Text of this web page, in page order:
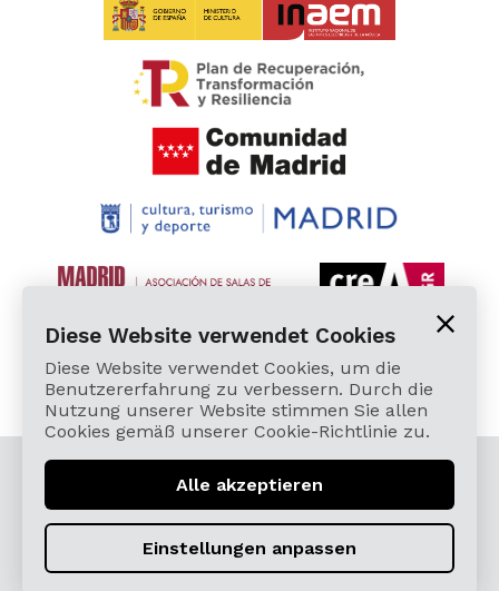
© 2026 Cardamomo Flamenco Madrid - Alle Rechte
vorbehalten.
Términos, Condiciones, Protección de Datos,
Política de Devoluciones y Reintegros
Diese Website verwendet Cookies
Diese Website verwendet Cookies, um die
Benutzererfahrung zu verbessern. Durch die
Nutzung unserer Website stimmen Sie allen
Cookies gemäß unserer Cookie-Richtlinie zu.
Alle akzeptieren
Einstellungen anpassen